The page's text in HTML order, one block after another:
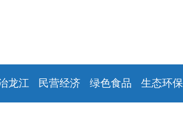
龙江 民营经济 绿色食品 生态环保